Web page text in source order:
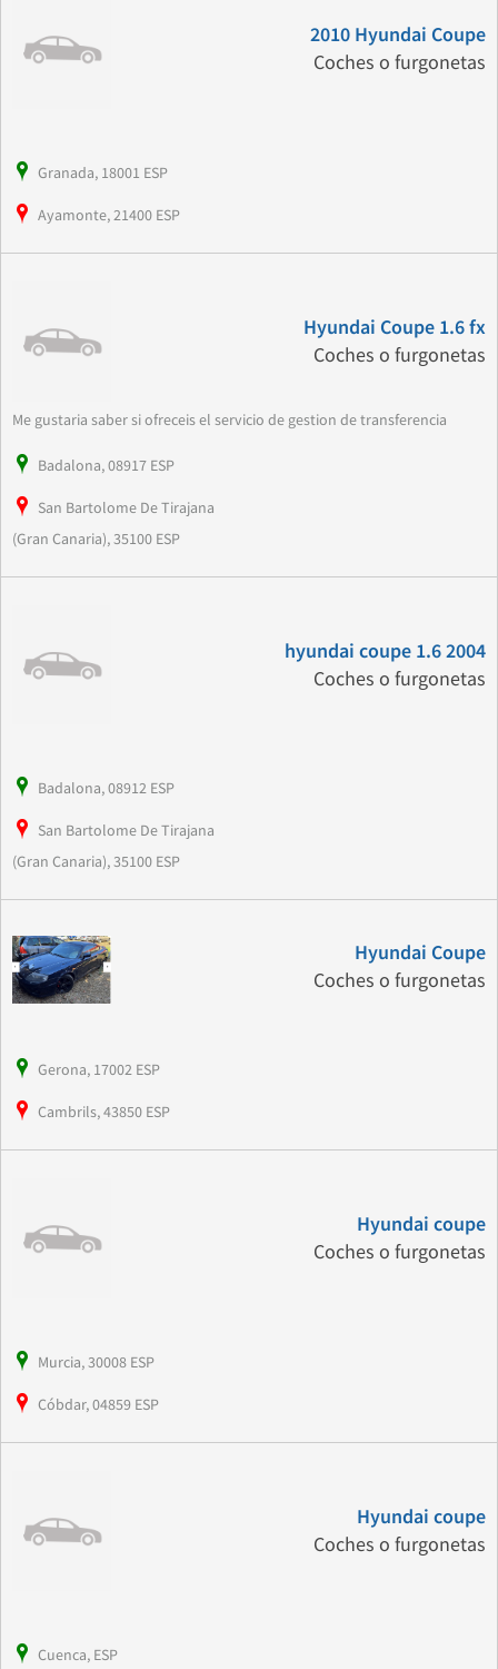
2010 Hyundai Coupe
Coches o furgonetas
Granada, 18001 ESP
Ayamonte, 21400 ESP
Hyundai Coupe 1.6 fx
Coches o furgonetas
Me gustaria saber si ofreceis el servicio de gestion de transferencia
Badalona, 08917 ESP
San Bartolome De Tirajana
(Gran Canaria), 35100 ESP
hyundai coupe 1.6 2004
Coches o furgonetas
Badalona, 08912 ESP
San Bartolome De Tirajana
(Gran Canaria), 35100 ESP
Hyundai Coupe
Coches o furgonetas
Gerona, 17002 ESP
Cambrils, 43850 ESP
Hyundai coupe
Coches o furgonetas
Murcia, 30008 ESP
Cóbdar, 04859 ESP
Hyundai coupe
Coches o furgonetas
Cuenca, ESP